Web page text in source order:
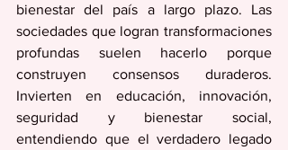
bienestar del país a largo plazo. Las
sociedades que logran transformaciones
profundas suelen hacerlo porque
construyen consensos duraderos.
Invierten en educación, innovación,
seguridad y bienestar social,
entendiendo que el verdadero legado